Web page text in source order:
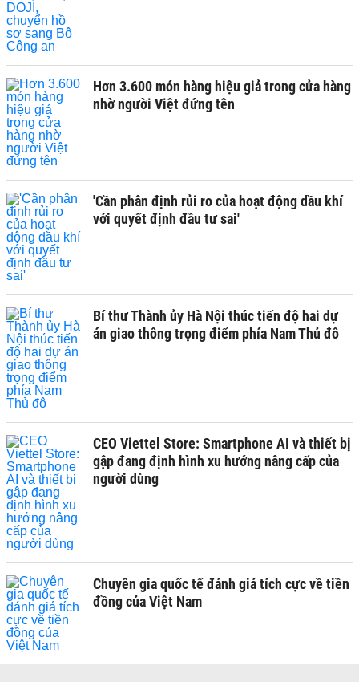
Hơn 3.600 món hàng hiệu giả trong cửa hàng
nhờ người Việt đứng tên
'Cần phân định rủi ro của hoạt động dầu khí
với quyết định đầu tư sai'
Bí thư Thành ủy Hà Nội thúc tiến độ hai dự
án giao thông trọng điểm phía Nam Thủ đô
CEO Viettel Store: Smartphone AI và thiết bị
gập đang định hình xu hướng nâng cấp của
người dùng
Chuyên gia quốc tế đánh giá tích cực về tiền
đồng của Việt Nam